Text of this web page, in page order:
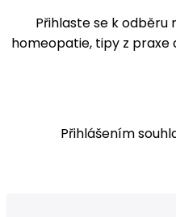
Přihlaste se k
homeopatie, tipy z
Přihlášením